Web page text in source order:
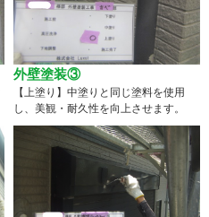
外壁塗装③
【上塗り】中塗りと同じ塗料を使用
し、美観・耐久性を向上させます。